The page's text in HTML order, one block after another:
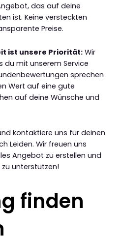
das auf deine
ist. Keine versteckten
Preise.
ist unsere Priorität: Wir
du mit unserem Service
sprechen
Wert auf eine gute
auf deine Wünsche und
kontaktiere uns für deinen
Leiden. Wir freuen uns
Angebot zu erstellen und
unterstützen!
finden